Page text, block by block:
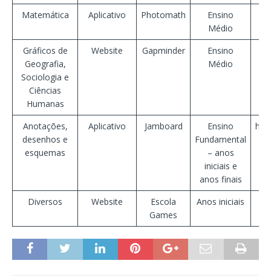
Matemática Aplicativo Photomath
Ensino
Médio
Gráficos de
Geografia,
Sociologia e
Ciências
Humanas
Website Gapminder
Ensino
Médio
Anotações,
desenhos e
esquemas
Aplicativo Jamboard
Ensino
Fundamental
– anos
iniciais e
anos finais
Diversos Website
Escola
Games
Anos iniciais